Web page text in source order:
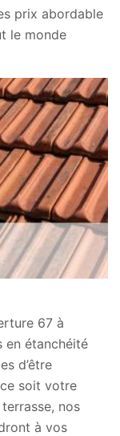
prix abordable
le monde
67 à
en étanchéité
d’être
ce soit votre
nos
à vos